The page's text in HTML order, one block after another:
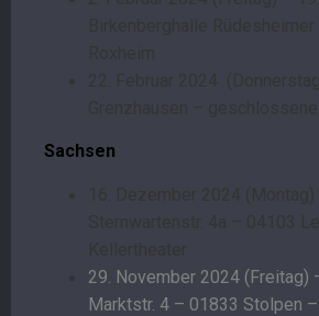
Sachsen
29. November 2024 (Freitag)
Marktstr. 4 – 01833 Stolpen